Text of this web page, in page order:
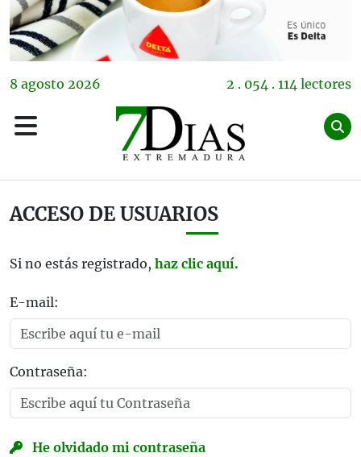
8 agosto 2026 2 . 054 . 114 lectores
ACCESO DE USUARIOS
Si no estás registrado, haz clic aquí.
E-mail:
Contraseña:
He olvidado mi contraseña